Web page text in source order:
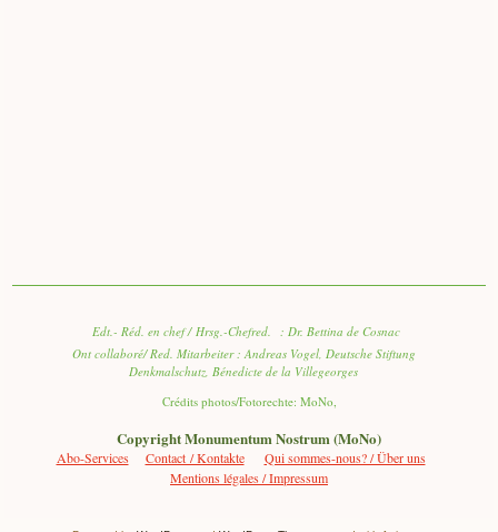
Edt.- Réd. en chef / Hrsg.-Chefred. : Dr. Bettina de Cosnac
Ont collaboré/ Red. Mitarbeiter : Andreas Vogel, Deutsche Stiftung
Denkmalschutz, Bénedicte de la Villegeorges
Crédits photos/Fotorechte: MoNo,
Copyright Monumentum Nostrum (MoNo)
Abo-Services Contact / Kontakte
Qui sommes-nous? / Über uns
Mentions légales / Impressum